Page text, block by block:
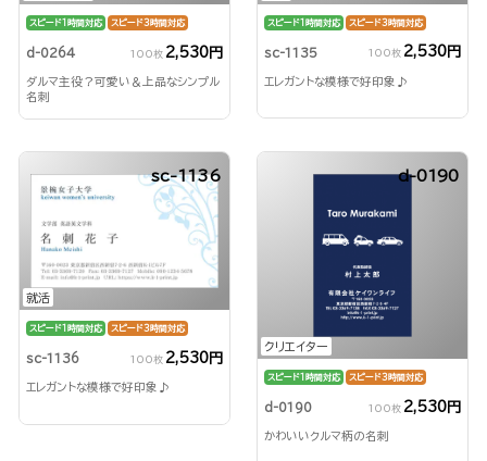
スピード1時間対応 スピード3時間対応
d-0264 100枚 2,530円
ダルマ主役？可愛い＆上品なシンプル
名刺
スピード1時間対応 スピード3時間対応
sc-1135 100枚 2,530円
エレガントな模様で好印象♪
就活
sc-1136
スピード1時間対応 スピード3時間対応
sc-1136 100枚 2,530円
エレガントな模様で好印象♪
クリエイター
d-0190
スピード1時間対応 スピード3時間対応
d-0190 100枚 2,530円
かわいいクルマ柄の名刺